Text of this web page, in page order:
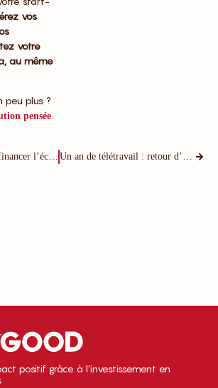
vos
votre
au même
peu plus ?
pensée
positif grâce à l’investissement en